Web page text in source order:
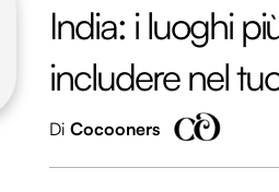
India: i luoghi
includere nel
Di Cocooners